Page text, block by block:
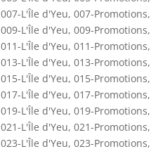
007-L'Île d'Yeu, 007-Promotions,
009-L'Île d'Yeu, 009-Promotions,
011-L'Île d'Yeu, 011-Promotions,
013-L'Île d'Yeu, 013-Promotions,
015-L'Île d'Yeu, 015-Promotions,
017-L'Île d'Yeu, 017-Promotions,
019-L'Île d'Yeu, 019-Promotions,
021-L'Île d'Yeu, 021-Promotions,
023-L'Île d'Yeu, 023-Promotions,